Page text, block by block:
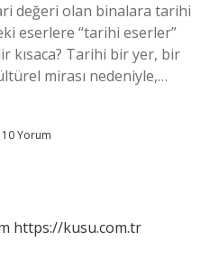
değeri olan binalara tarihi
eserlere “tarihi eserler”
kısaca? Tarihi bir yer, bir
mirası nedeniyle,…
10 Yorum
https://kusu.com.tr